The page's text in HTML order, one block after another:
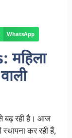
WhatsApp
से बढ़ रही है। आज
कर रही हैं,